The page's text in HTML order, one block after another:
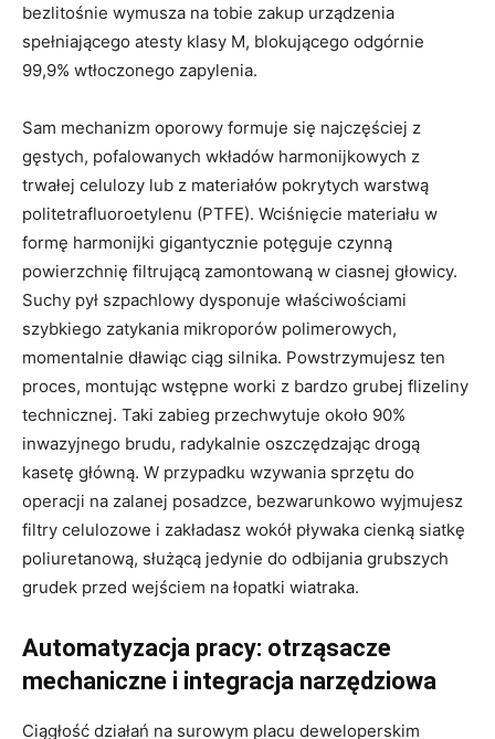
bezlitośnie wymusza na tobie zakup urządzenia
spełniającego atesty klasy M, blokującego odgórnie
99,9% wtłoczonego zapylenia.
Sam mechanizm oporowy formuje się najczęściej z
gęstych, pofalowanych wkładów harmonijkowych z
trwałej celulozy lub z materiałów pokrytych warstwą
politetrafluoroetylenu (PTFE). Wciśnięcie materiału w
formę harmonijki gigantycznie potęguje czynną
powierzchnię filtrującą zamontowaną w ciasnej głowicy.
Suchy pył szpachlowy dysponuje właściwościami
szybkiego zatykania mikroporów polimerowych,
momentalnie dławiąc ciąg silnika. Powstrzymujesz ten
proces, montując wstępne worki z bardzo grubej flizeliny
technicznej. Taki zabieg przechwytuje około 90%
inwazyjnego brudu, radykalnie oszczędzając drogą
kasetę główną. W przypadku wzywania sprzętu do
operacji na zalanej posadzce, bezwarunkowo wyjmujesz
filtry celulozowe i zakładasz wokół pływaka cienką siatkę
poliuretanową, służącą jedynie do odbijania grubszych
grudek przed wejściem na łopatki wiatraka.
Automatyzacja pracy: otrząsacze
mechaniczne i integracja narzędziowa
Ciągłość działań na surowym placu deweloperskim